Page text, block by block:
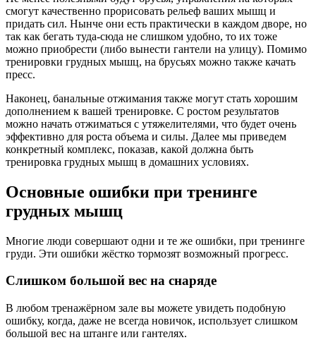
смогут качественно прорисовать рельеф ваших мышц и
придать сил. Нынче они есть практически в каждом дворе, но
так как бегать туда-сюда не слишком удобно, то их тоже
можно приобрести (либо вынести гантели на улицу). Помимо
тренировки грудных мышц, на брусьях можно также качать
пресс.
Наконец, банальные отжимания также могут стать хорошим
дополнением к вашей тренировке. С ростом результатов
можно начать отжиматься с утяжелителями, что будет очень
эффективно для роста объема и силы. Далее мы приведем
конкретный комплекс, показав, какой должна быть
тренировка грудных мышц в домашних условиях.
Основные ошибки при тренинге
грудных мышц
Многие люди совершают одни и те же ошибки, при тренинге
груди. Эти ошибки жёстко тормозят возможный прогресс.
Слишком большой вес на снаряде
В любом тренажёрном зале вы можете увидеть подобную
ошибку, когда, даже не всегда новичок, использует слишком
большой вес на штанге или гантелях.